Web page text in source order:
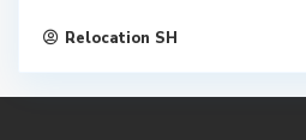
Relocation SH